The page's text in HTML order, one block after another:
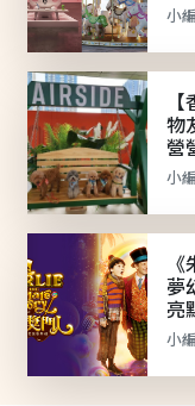
小
物
營
小
夢
亮
小